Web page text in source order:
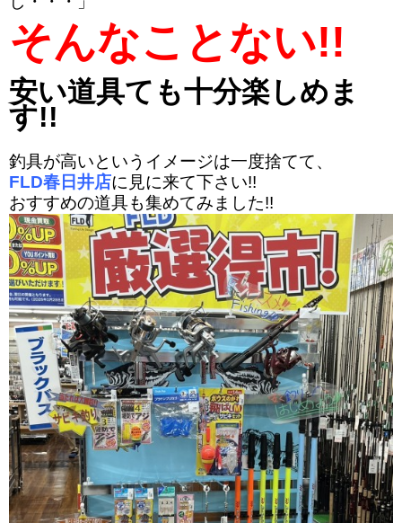
そんなことない!!
安い道具ても十分楽しめま
す!!
釣具が高いというイメージは一度捨てて、
FLD春日井店に見に来て下さい!!
おすすめの道具も集めてみました!!